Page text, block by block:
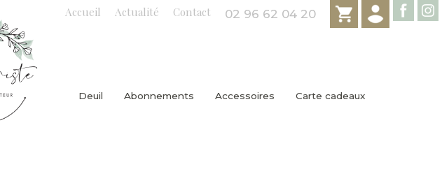
Deuil Abonnements Accessoires Carte cadeaux
Accueil Actualité Contact 02 96 62 04 20